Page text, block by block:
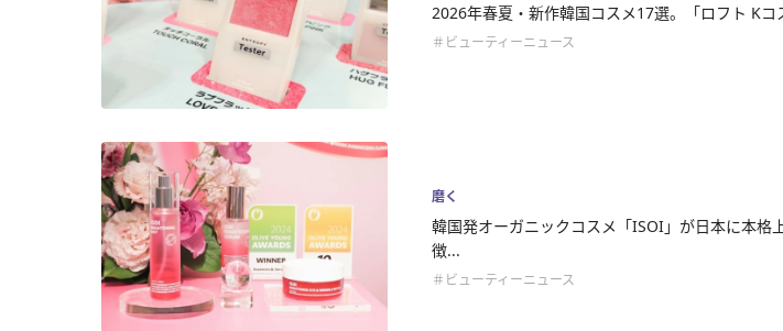
2026年春夏・新作韓国コスメ17選。「ロフト Kコ
＃ビューティーニュース
磨く
韓国発オーガニックコスメ「ISOI」が日本に本格
徴...
＃ビューティーニュース